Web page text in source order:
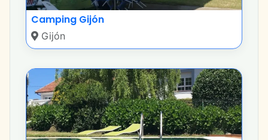
Camping Gijón
Gijón